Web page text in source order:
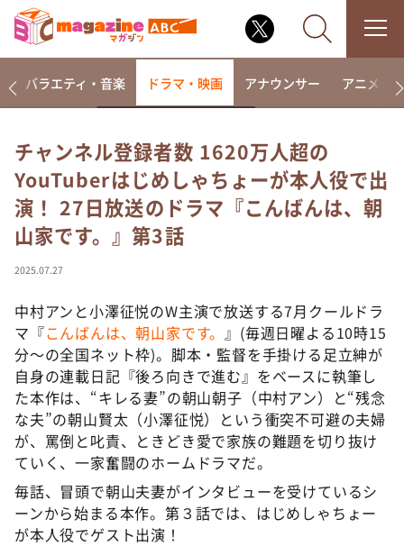
なるみ・岡村の過ぎるTV
相席食堂
これ余談なんですけど・・・
～人生密着トークバラエティ！～ やすとものいたっ
て真剣です
探偵！ナイトスクープ
news おかえり
河合＆A.B.C-Z塚田×福井アナ「なんでやねん！？」
（news おかえり）
DAIGOも台所 ～きょうの献立 何にする？～
本日はダイアンなり！シーズン２
朝だ！生です旅サラダ
教えて！ニュースライブ 正義のミカタ
ＬＩＦＥ～夢のカタチ～
バラエティ・音楽 ドラマ・映画 アナウンサー アニメ・
チャンネル登録者数 1620万人超の
YouTuberはじめしゃちょーが本人役で出
演！ 27日放送のドラマ『こんばんは、朝
山家です。』第3話
2025.07.27
中村アンと小澤征悦のW主演で放送する7月クールドラ
マ『こんばんは、朝山家です。 』(毎週日曜よる10時15
分～の全国ネット枠)。脚本・監督を手掛ける足立紳が
自身の連載日記『後ろ向きで進む』をベースに執筆し
た本作は、“キレる妻”の朝山朝子（中村アン）と“残念
な夫”の朝山賢太（小澤征悦）という衝突不可避の夫婦
が、罵倒と叱責、ときどき愛で家族の難題を切り抜け
ていく、一家奮闘のホームドラマだ。
毎話、冒頭で朝山夫妻がインタビューを受けているシ
ーンから始まる本作。第３話では、はじめしゃちょー
が本人役でゲスト出演！